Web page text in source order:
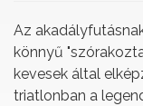
Az
könnyű
kevesek által
triatlonban a